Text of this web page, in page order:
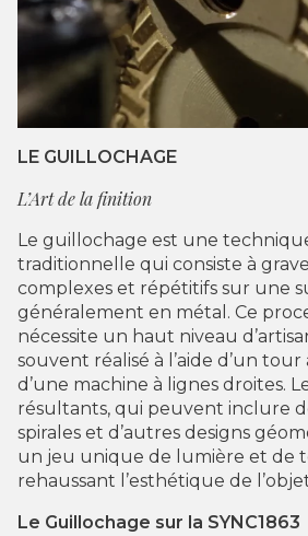
LE GUILLOCHAGE
L’Art de la finition
Le guillochage est une
traditionnelle qui consiste à
complexes et répétitifs sur une
généralement en métal. Ce
nécessite un haut niveau
souvent réalisé à l’aide d’un
d’une machine à lignes droites.
résultants, qui peuvent inclure
spirales et d’autres designs
un jeu unique de lumière et de
rehaussant l’esthétique de
Le Guillochage sur la SYNC1863